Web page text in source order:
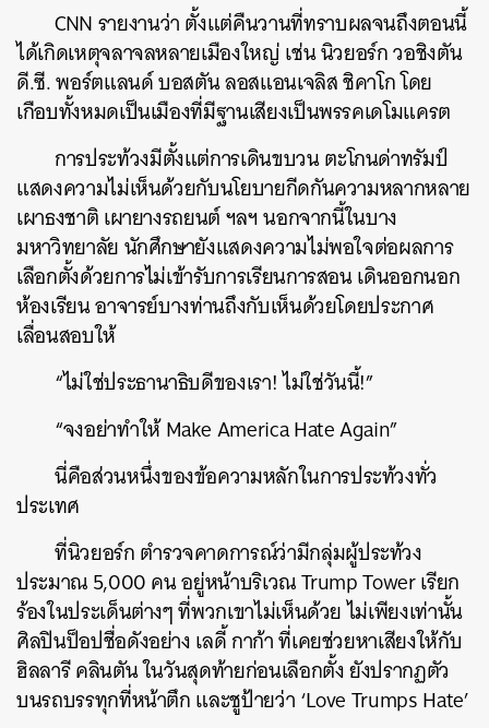
CNN รายงานว่า ตั้งแต่คืนวานที่ทราบผลจนถึงตอนนี้
ได้เกิดเหตุจลาจลหลายเมืองใหญ่ เช่น นิวยอร์ก วอชิงตัน
ดี.ซี. พอร์ตแลนด์ บอสตัน ลอสแอนเจลิส ชิคาโก โดย
เกือบทั้งหมดเป็นเมืองที่มีฐานเสียงเป็นพรรคเดโมแครต
การประท้วงมีตั้งแต่การเดินขบวน ตะโกนด่าทรัมป์
แสดงความไม่เห็นด้วยกับนโยบายกีดกันความหลากหลาย
เผาธงชาติ เผายางรถยนต์ ฯลฯ นอกจากนี้ในบาง
มหาวิทยาลัย นักศึกษายังแสดงความไม่พอใจต่อผลการ
เลือกตั้งด้วยการไม่เข้ารับการเรียนการสอน เดินออกนอก
ห้องเรียน อาจารย์บางท่านถึงกับเห็นด้วยโดยประกาศ
เลื่อนสอบให้
“ไม่ใช่ประธานาธิบดีของเรา! ไม่ใช่วันนี้!”
“จงอย่าทำให้ Make America Hate Again”
นี่คือส่วนหนึ่งของข้อความหลักในการประท้วงทั่ว
ประเทศ
ที่นิวยอร์ก ตำรวจคาดการณ์ว่ามีกลุ่มผู้ประท้วง
ประมาณ 5,000 คน อยู่หน้าบริเวณ Trump Tower เรียก
ร้องในประเด็นต่างๆ ที่พวกเขาไม่เห็นด้วย ไม่เพียงเท่านั้น
ศิลปินป็อปชื่อดังอย่าง เลดี้ กาก้า ที่เคยช่วยหาเสียงให้กับ
ฮิลลารี คลินตัน ในวันสุดท้ายก่อนเลือกตั้ง ยังปรากฏตัว
บนรถบรรทุกที่หน้าตึก และชูป้ายว่า ‘Love Trumps Hate’